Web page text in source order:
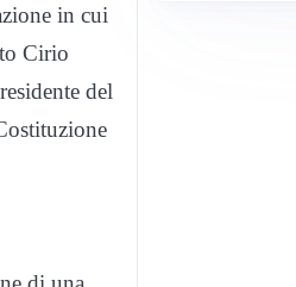
in cui
Cirio
del